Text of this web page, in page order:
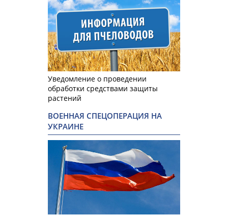
Уведомление о проведении
обработки средствами защиты
растений
ВОЕННАЯ СПЕЦОПЕРАЦИЯ НА
УКРАИНЕ